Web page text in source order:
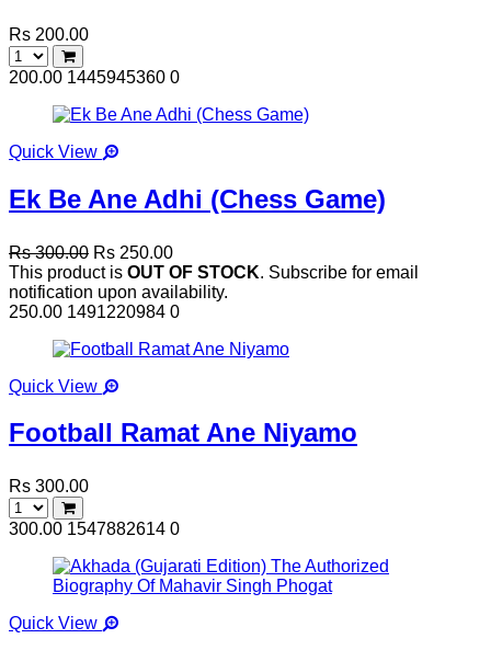
Rs 200.00
200.00 1445945360 0
Quick View
Ek Be Ane Adhi (Chess Game)
Rs 300.00 Rs 250.00
This product is OUT OF STOCK. Subscribe for email
notification upon availability.
250.00 1491220984 0
Quick View
Football Ramat Ane Niyamo
Rs 300.00
300.00 1547882614 0
Quick View